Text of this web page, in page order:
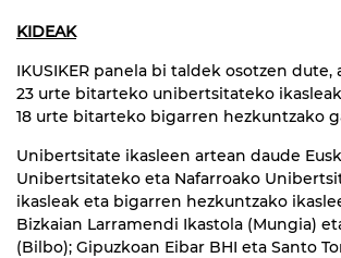
KIDEAK
IKUSIKER panela bi taldek osotzen dute,
23 urte bitarteko unibertsitateko
18 urte bitarteko bigarren hezkuntzako
Unibertsitate ikasleen artean daude
Unibertsitateko eta Nafarroako
ikasleak eta bigarren hezkuntzako
Bizkaian Larramendi Ikastola (Mungia)
(Bilbo); Gipuzkoan Eibar BHI eta Santo